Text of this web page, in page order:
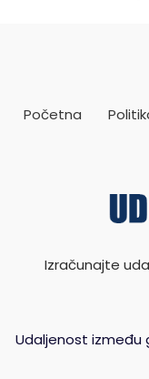
Početna
Izračunajte
Udaljenost između